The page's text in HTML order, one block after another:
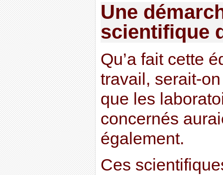
Une
scientifique
Qu’a fait cette
travail, serait-
que les
concernés
également.
Ces